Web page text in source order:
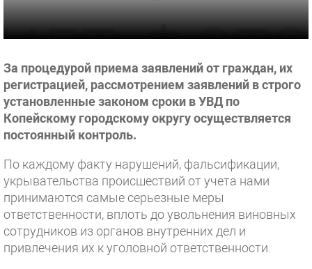
За процедурой приема заявлений от граждан, их
регистрацией, рассмотрением заявлений в строго
установленные законом сроки в УВД по
Копейскому городскому округу осуществляется
постоянный контроль.
По каждому факту нарушений, фальсификации,
укрывательства происшествий от учета нами
принимаются самые серьезные меры
ответственности, вплоть до увольнения виновных
сотрудников из органов внутренних дел и
привлечения их к уголовной ответственности.